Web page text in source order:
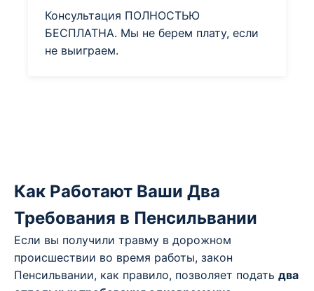
Консультация ПОЛНОСТЬЮ
БЕСПЛАТНА. Мы не берем плату, если
не выиграем.
Как Работают Ваши Два
Требования в Пенсильвании
Если вы получили травму в дорожном
происшествии во время работы, закон
Пенсильвании, как правило, позволяет подать два